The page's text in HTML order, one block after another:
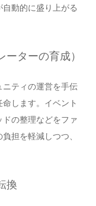
動的に盛り上がる
ターの育成）
ティの運営を手伝
します。イベント
の整理などをファ
担を軽減しつつ、
換